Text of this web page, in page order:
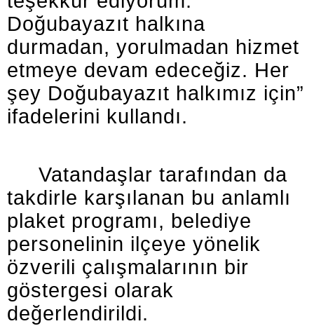
Doğubayazıt halkına
durmadan, yorulmadan hizmet
etmeye devam edeceğiz. Her
şey Doğubayazıt halkımız için”
ifadelerini kullandı.
Vatandaşlar tarafından da
takdirle karşılanan bu anlamlı
plaket programı, belediye
personelinin ilçeye yönelik
özverili çalışmalarının bir
göstergesi olarak
değerlendirildi.